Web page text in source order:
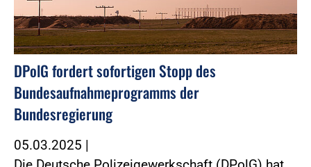
DPolG fordert sofortigen Stopp des
Bundesaufnahmeprogramms der
Bundesregierung
05.03.2025 |